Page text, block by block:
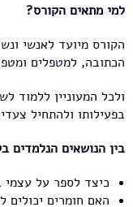
למי מתאים הקורס?
הקורס מיועד לאנשי
הכתובה, למטפלים
ולכל המעוניין ללמוד
בפעילותו ולהתחיל
בין הנושאים הנלמדים
כיצד לספר על עצמי
האם חומרים יכולים